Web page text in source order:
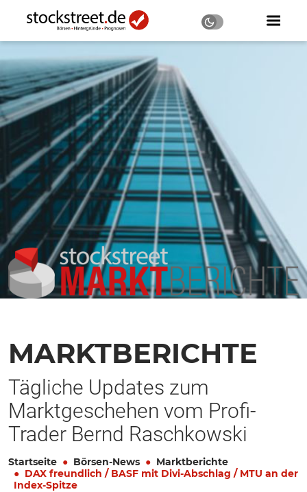
MARKTBERICHTE
Tägliche Updates zum
Marktgeschehen vom Profi-
Trader Bernd Raschkowski
Startseite Börsen-News
Marktberichte
DAX freundlich / BASF mit Divi-Abschlag / MTU an der
Index-Spitze